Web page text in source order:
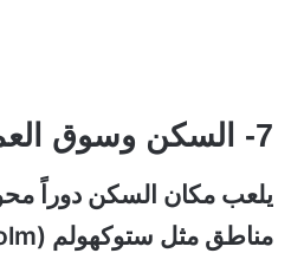
7- السكن وسوق العمل المحلي
يلعب مكان السكن دوراً